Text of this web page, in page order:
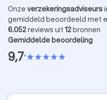
Onze verzekeringsadviseurs
gemiddeld beoordeeld met
6.052reviews uit 12bronnen
Gemiddelde beoordeling
9,7•starstarstarstarstar